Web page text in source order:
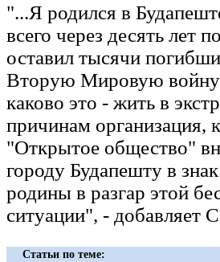
"...Я родился в
всего через десять лет
оставил тысячи
Вторую Мировую
каково это - жить в
причинам организация,
"Открытое общество"
городу Будапешту в
родины в разгар этой
ситуации", - добавляет
Статьи по теме: